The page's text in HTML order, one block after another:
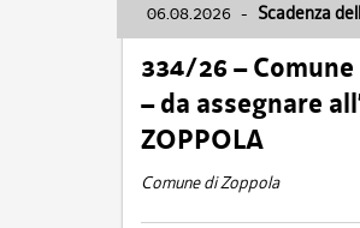
06.08.2026 - Scadenza
334/26 – Comune
– da assegnare
ZOPPOLA
Comune di Zoppola